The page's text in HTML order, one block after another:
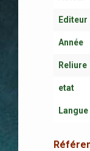
Editeur
Année
Reliure
etat
Langue